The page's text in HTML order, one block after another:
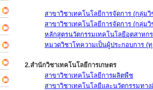
สาขาวิชาเทคโนโลยีการจัดการ (กลุ่ม
สาขาวิชาเทคโนโลยีการจัดการ (กลุ่มวิ
หลักสูตรนวัตกรรมเทคโนโลยีอุตสาหก
หมวดวิชาโทความเป็นผู้ประกอบการ (
2.สำนักวิชาเทคโนโลยีการเกษตร
สาขาวิชาเทคโนโลยีการผลิตพืช
สาขาวิชาเทคโนโลยีและนวัตกรรมทาง